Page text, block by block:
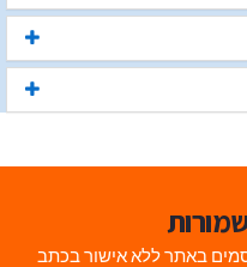
באתר ללא אישור בכתב